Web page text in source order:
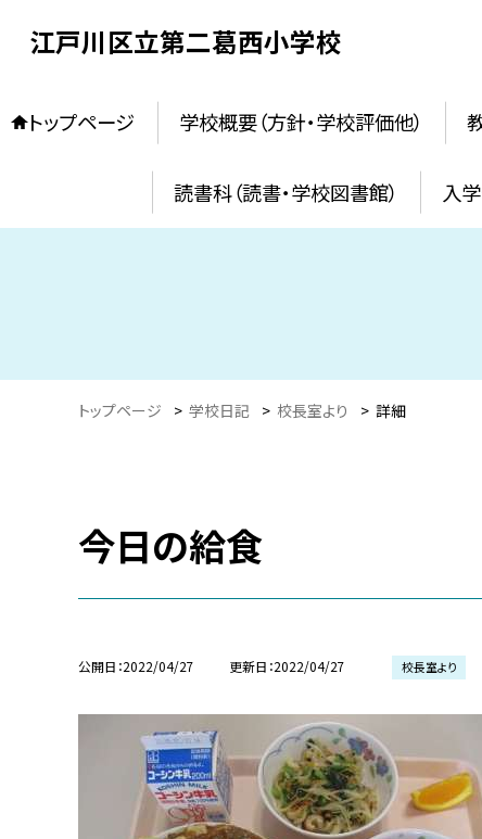
江戸川区立第二葛西小学校
トップページ 学校概要（方針・学校評価他）
読書科（読書・学校図書館） 入
トップページ > 学校日記 > 校長室より > 詳細
今日の給食
公開日 2022/04/27 更新日 2022/04/27 校長室より